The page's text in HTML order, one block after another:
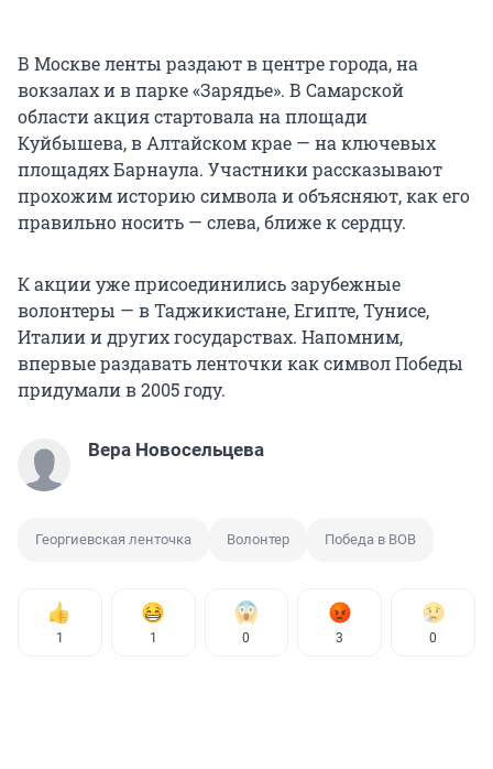
В Москве ленты раздают в центре города, на
вокзалах и в парке «Зарядье». В Самарской
области акция стартовала на площади
Куйбышева, в Алтайском крае — на ключевых
площадях Барнаула. Участники рассказывают
прохожим историю символа и объясняют, как его
правильно носить — слева, ближе к сердцу.
К акции уже присоединились зарубежные
волонтеры — в Таджикистане, Египте, Тунисе,
Италии и других государствах. Напомним,
впервые раздавать ленточки как символ Победы
придумали в 2005 году.
Вера Новосельцева
Георгиевская ленточка Волонтер Победа в ВОВ
1 1 0 3 0